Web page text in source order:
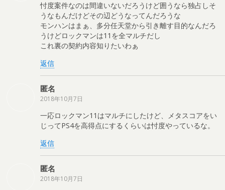
忖度案件なのは間違いないだろうけど囲うなら独占しそ
うなもんだけどその辺どうなってんだろうな
モンハンはまぁ、多分任天堂から引き離す目的なんだろ
うけどロックマンは11を全マルチだし
これ裏の契約内容知りたいわぁ
返信
匿名
2018年10月7日
一応ロックマン11はマルチにしたけど、メタスコアをい
じってPS4を高得点にするくらいは忖度やっているな。
返信
匿名
2018年10月7日